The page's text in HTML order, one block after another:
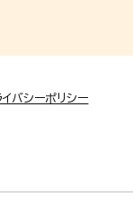
イバシーポリシー